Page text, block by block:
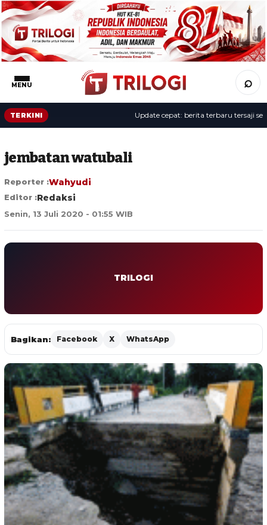
MENU ⌕
TERKINI Update cepat: berita terbaru tersaji
jembatan watubali
Reporter :Wahyudi
Editor :Redaksi
Senin, 13 Juli 2020 - 01:55 WIB
TRILOGI
Bagikan: Facebook X WhatsApp